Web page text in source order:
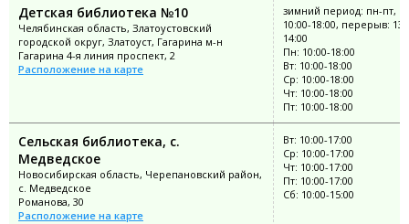
Детская библиотека №10
Челябинская область, Златоустовский
городской округ, Златоуст, Гагарина м-н
Гагарина 4-я линия проспект, 2
Расположение на карте
зимний период: пн-пт, вс
10:00-18:00, перерыв:
14:00
Пн: 10:00-18:00
Вт: 10:00-18:00
Ср: 10:00-18:00
Чт: 10:00-18:00
Пт: 10:00-18:00
Сельская библиотека, с.
Медведское
Новосибирская область, Черепановский район,
с. Медведское
Романова, 30
Расположение на карте
Вт: 10:00-17:00
Ср: 10:00-17:00
Чт: 10:00-17:00
Пт: 10:00-17:00
Сб: 10:00-15:00